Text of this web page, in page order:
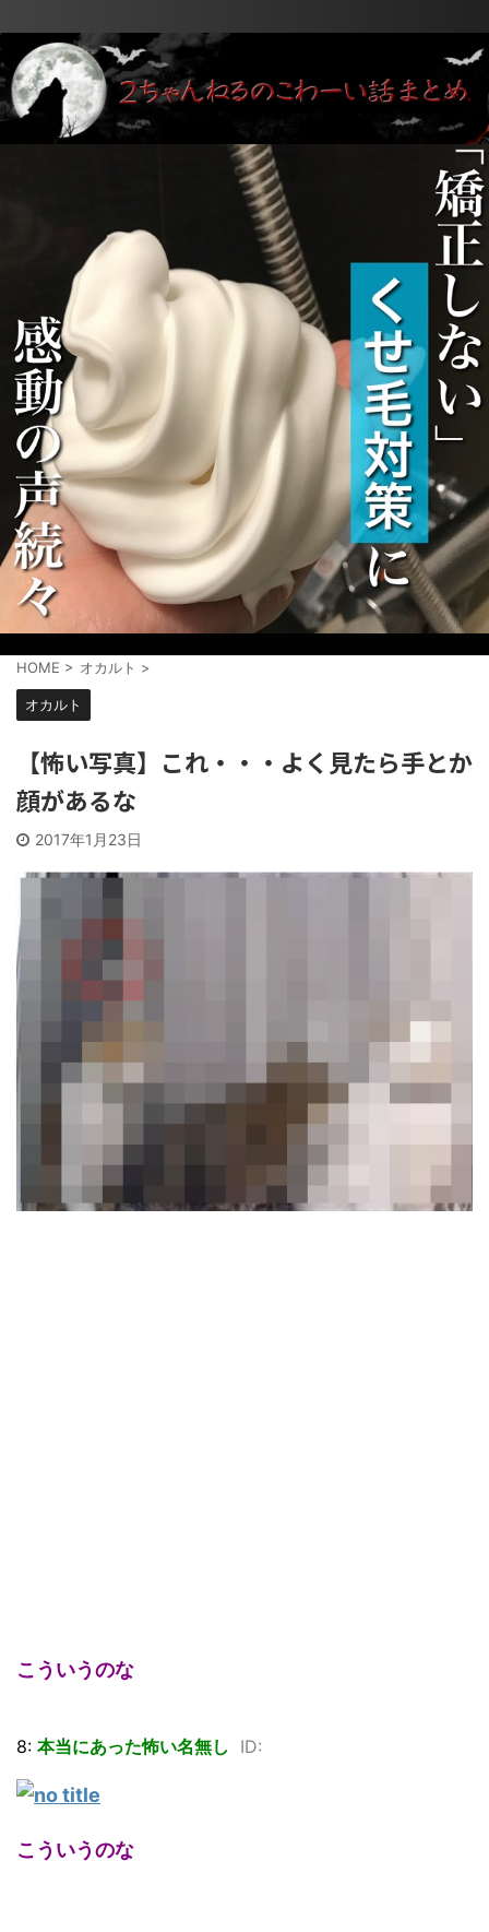
HOME > オカルト >
オカルト
【怖い写真】これ・・・よく見たら手とか
顔があるな
2017年1月23日
こういうのな
8: 本当にあった怖い名無し ID:
こういうのな